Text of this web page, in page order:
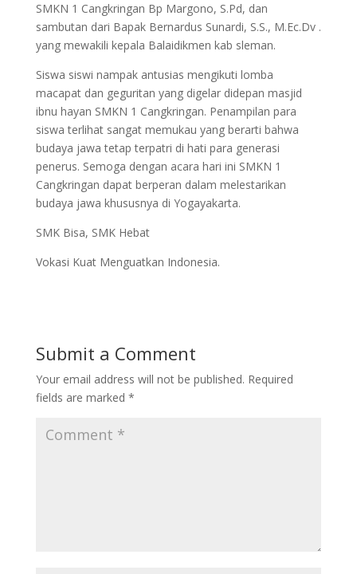
SMKN 1 Cangkringan Bp Margono, S.Pd, dan
sambutan dari Bapak Bernardus Sunardi, S.S., M.Ec.Dv .
yang mewakili kepala Balaidikmen kab sleman.
Siswa siswi nampak antusias mengikuti lomba
macapat dan geguritan yang digelar didepan masjid
ibnu hayan SMKN 1 Cangkringan. Penampilan para
siswa terlihat sangat memukau yang berarti bahwa
budaya jawa tetap terpatri di hati para generasi
penerus. Semoga dengan acara hari ini SMKN 1
Cangkringan dapat berperan dalam melestarikan
budaya jawa khususnya di Yogayakarta.
SMK Bisa, SMK Hebat
Vokasi Kuat Menguatkan Indonesia.
Submit a Comment
Your email address will not be published. Required
fields are marked *